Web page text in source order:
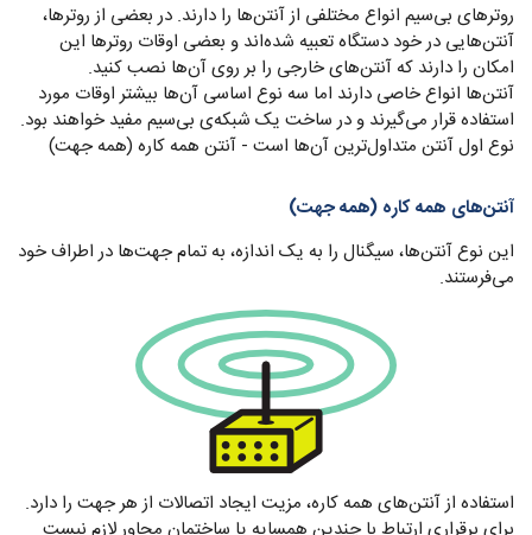
روترهای بی‌سیم انواع مختلفی از آنتن‌ها را دارند. در بعضی از روترها،
آنتن‌هایی در خود دستگاه تعبیه شده‌اند و بعضی اوقات روترها این
امکان را دارند که آنتن‌های خارجی را بر روی آن‌ها نصب کنید.
آنتن‌ها انواع خاصی دارند اما سه نوع اساسی آن‌ها بیشتر اوقات مورد
استفاده قرار می‌گیرند و در ساخت یک شبکه‌ی بی‌سیم مفید خواهند بود.
نوع اول آنتن متداول‌ترین آ‌ن‌ها است - آنتن همه کاره (همه جهت)
آنتن‌های همه کاره (همه جهت)
این نوع آنتن‌ها، سیگنال‌ را به یک اندازه، به تمام جهت‌ها در اطراف خود
می‌فرستند.
استفاده از آنتن‌های همه کاره، مزیت ایجاد اتصالات از هر جهت را دارد.